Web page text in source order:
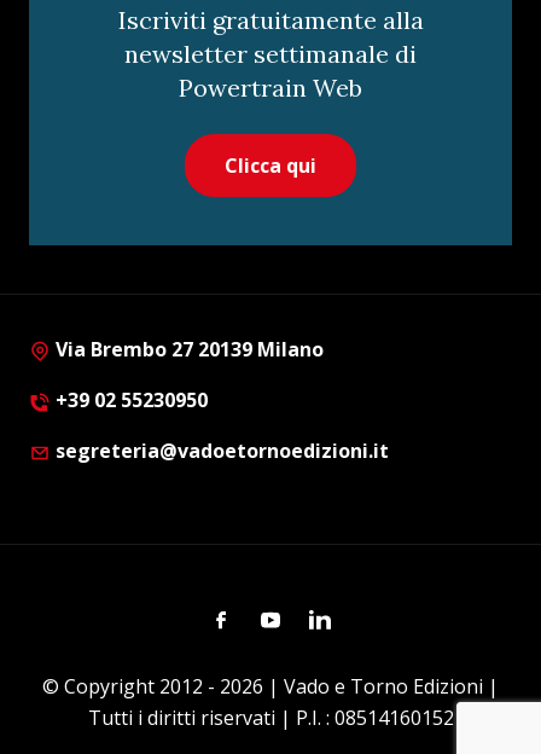
Iscriviti gratuitamente alla
newsletter settimanale di
Powertrain Web
Clicca qui
Via Brembo 27 20139 Milano
+39 02 55230950
segreteria@vadoetornoedizioni.it
FacebookYoutubeLinkedin
© Copyright 2012 - 2026 | Vado e Torno Edizioni |
Tutti i diritti riservati | P.I. : 08514160152